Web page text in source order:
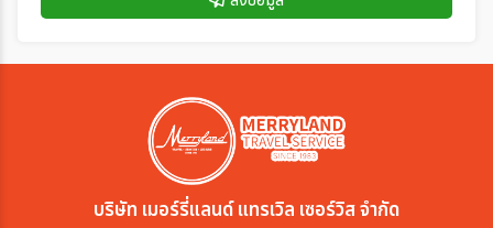
บริษัท เมอร์รี่แลนด์ แทรเวิล เซอร์วิส จำกัด